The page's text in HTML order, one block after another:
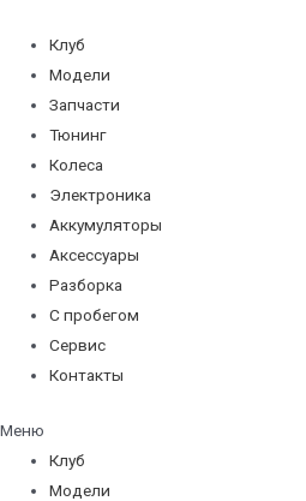
содержимому
Клуб
Модели
Запчасти
Тюнинг
Колеса
Электроника
Аккумуляторы
Аксессуары
Разборка
С пробегом
Сервис
Контакты
Меню
Клуб
Модели